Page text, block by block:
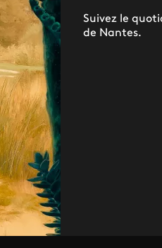
Suivez le
de Nantes.